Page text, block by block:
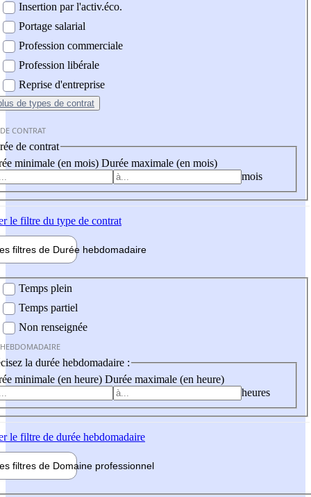
Insertion par l'activ.éco.
Portage salarial
Profession commerciale
Profession libérale
Reprise d'entreprise
de types de contrat
CONTRAT
de contrat
minimale (en mois) Durée maximale (en mois)
mois
le filtre du type de contrat
filtres de Durée hebdomadaire
Temps plein
Temps partiel
Non renseignée
la durée hebdomadaire :
minimale (en heure) Durée maximale (en heure)
heures
le filtre de durée hebdomadaire
filtres de Domaine professionnel